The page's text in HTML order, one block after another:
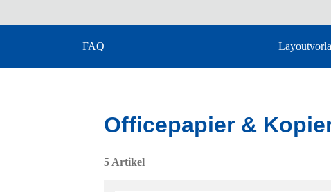
FAQ
Officepapier &
5 Artikel